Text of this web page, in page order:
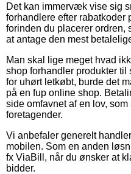
Det kan immervæk vise sig
forhandlere efter rabatkoder
forinden du placerer ordren,
at antage den mest
Man skal lige meget hvad
shop forhandler produkter
for uhørt letkøbt, burde det
på en fup online shop.
side omfavnet af en lov,
foretagender.
Vi anbefaler generelt
mobilen. Som en anden
fx ViaBill, når du ønsker at
bidder.